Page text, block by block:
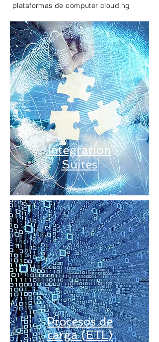
plataformas de computer clouding
Integration
Suites
Procesos de
carga (ETL)